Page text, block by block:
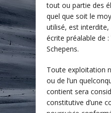
tout ou partie des
quel que soit le
utilisé, est
écrite préalable de :
Schepens.
Toute exploitation
ou de l’un
contient sera
constitutive d’une